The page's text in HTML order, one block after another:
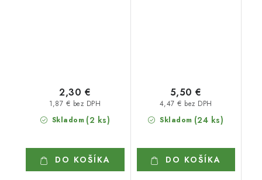
Skladom (2 ks)
1,87 € bez DPH
2,30 €
DO KOŠÍKA
Skladom (24 ks)
4,47 € bez DPH
5,50 €
DO KOŠÍKA